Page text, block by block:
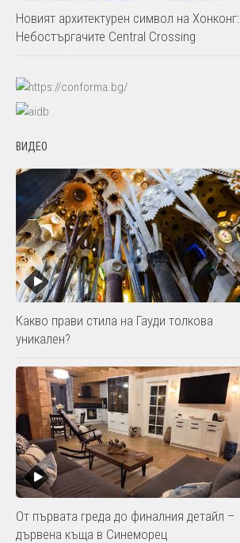
Новият архитектурен символ на Хонконг:
Небостъргачите Central Crossing
ВИДЕО
Какво прави стила на Гауди толкова
уникален?
От първата греда до финалния детайл –
дървена къща в Синеморец